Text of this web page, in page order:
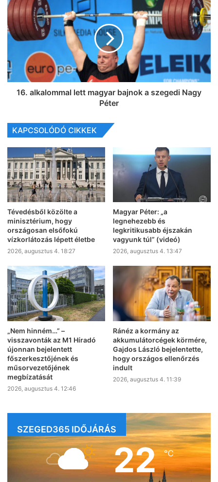
16. alkalommal lett magyar bajnok a szegedi Nagy
Péter
KAPCSOLÓDÓ CIKKEK
Tévedésből közölte a
minisztérium, hogy
országosan elsőfokú
vízkorlátozás lépett életbe
2026, augusztus 4. 18:27
Magyar Péter: „a
legnehezebb és
legkritikusabb éjszakán
vagyunk túl” (videó)
2026, augusztus 4. 13:47
„Nem hinném…” –
visszavonták az M1 Híradó
újonnan bejelentett
főszerkesztőjének és
műsorvezetőjének
megbízatását
2026, augusztus 4. 12:46
Ránéz a kormány az
akkumulátorcégek körmére,
Gajdos László bejelentette,
hogy országos ellenőrzés
indult
2026, augusztus 4. 11:39
SZEGED365 IDŐJÁRÁS
22℃